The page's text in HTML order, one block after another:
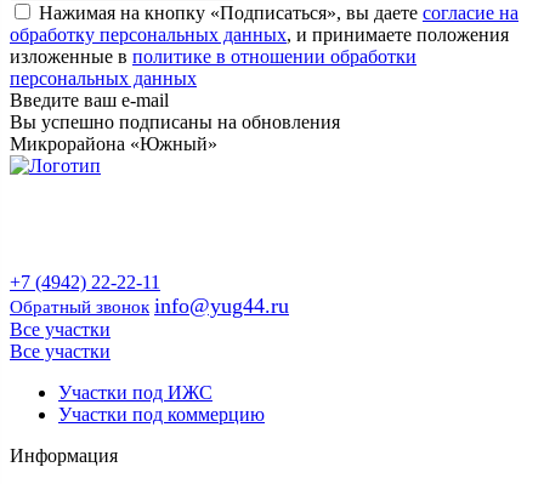
Нажимая на кнопку «Подписаться», вы даете согласие на
обработку персональных данных, и принимаете положения
изложенные в политике в отношении обработки
персональных данных
Введите ваш e-mail
Вы успешно подписаны на обновления
Микрорайона «Южный»
+7 (4942) 22-22-11
Обратный звонок info@yug44.ru
Все участки
Все участки
Участки под ИЖС
Участки под коммерцию
Информация